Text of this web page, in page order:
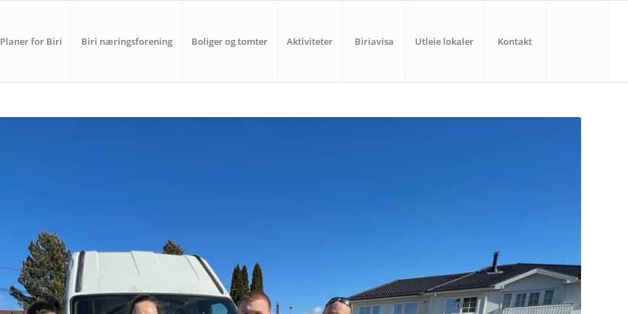
Planer for Biri Biri næringsforening Boliger og tomter Aktiviteter Biriavisa Utleie lokaler Kontakt